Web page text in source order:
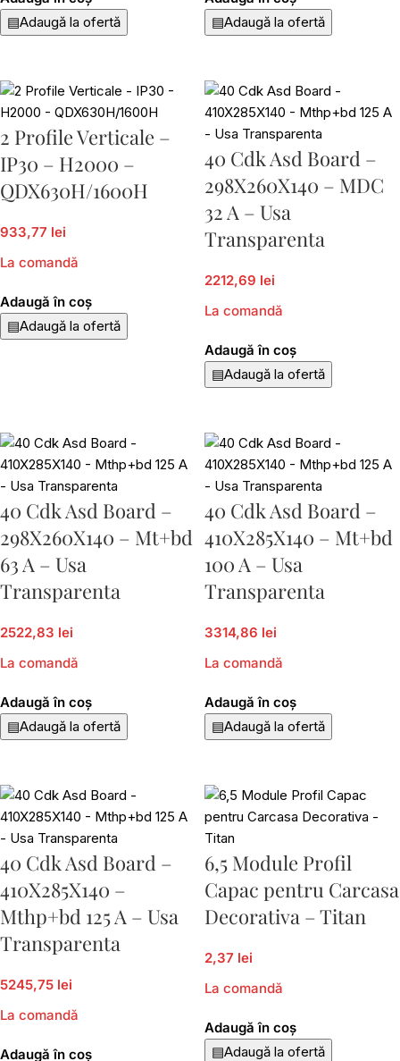
▤Adaugă la ofertă
▤Adaugă la ofertă
2 Profile Verticale –
IP30 – H2000 –
QDX630H/1600H
933,77 lei
La comandă
Adaugă în coș
▤Adaugă la ofertă
40 Cdk Asd Board –
298X260X140 – MDC
32 A – Usa
Transparenta
2212,69 lei
La comandă
Adaugă în coș
▤Adaugă la ofertă
40 Cdk Asd Board –
298X260X140 – Mt+bd
63 A – Usa
Transparenta
2522,83 lei
La comandă
Adaugă în coș
▤Adaugă la ofertă
40 Cdk Asd Board –
410X285X140 – Mt+bd
100 A – Usa
Transparenta
3314,86 lei
La comandă
Adaugă în coș
▤Adaugă la ofertă
40 Cdk Asd Board –
410X285X140 –
Mthp+bd 125 A – Usa
Transparenta
5245,75 lei
La comandă
Adaugă în coș
6,5 Module Profil
Capac pentru Carcasa
Decorativa – Titan
2,37 lei
La comandă
Adaugă în coș
▤Adaugă la ofertă